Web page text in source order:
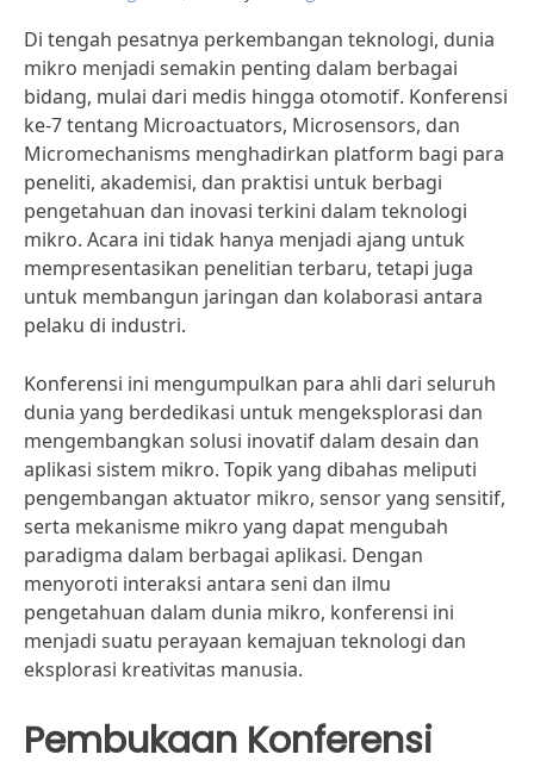
Di tengah pesatnya perkembangan teknologi, dunia
mikro menjadi semakin penting dalam berbagai
bidang, mulai dari medis hingga otomotif. Konferensi
ke-7 tentang Microactuators, Microsensors, dan
Micromechanisms menghadirkan platform bagi para
peneliti, akademisi, dan praktisi untuk berbagi
pengetahuan dan inovasi terkini dalam teknologi
mikro. Acara ini tidak hanya menjadi ajang untuk
mempresentasikan penelitian terbaru, tetapi juga
untuk membangun jaringan dan kolaborasi antara
pelaku di industri.
Konferensi ini mengumpulkan para ahli dari seluruh
dunia yang berdedikasi untuk mengeksplorasi dan
mengembangkan solusi inovatif dalam desain dan
aplikasi sistem mikro. Topik yang dibahas meliputi
pengembangan aktuator mikro, sensor yang sensitif,
serta mekanisme mikro yang dapat mengubah
paradigma dalam berbagai aplikasi. Dengan
menyoroti interaksi antara seni dan ilmu
pengetahuan dalam dunia mikro, konferensi ini
menjadi suatu perayaan kemajuan teknologi dan
eksplorasi kreativitas manusia.
Pembukaan Konferensi